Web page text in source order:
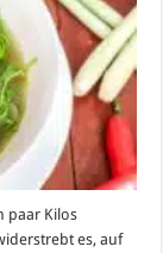
paar Kilos
es, auf